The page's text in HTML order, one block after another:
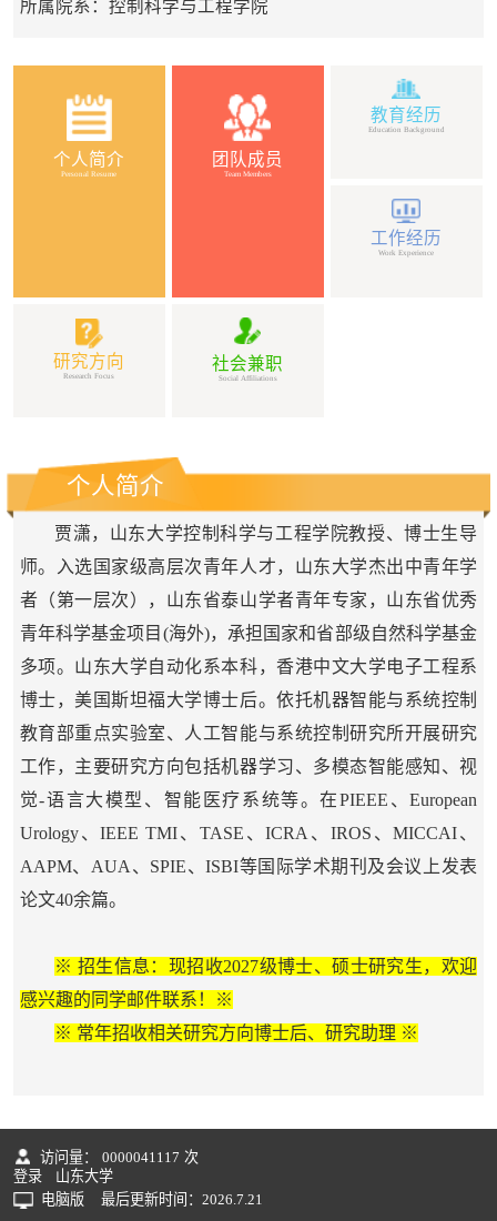
所属院系：控制科学与工程学院
个人简介
Personal Resume
团队成员
Team Members
教育经历
Education Background
工作经历
Work Experience
研究方向
Research Focus
社会兼职
Social Affiliations
个人简介
贾潇，山东大学控制科学与工程学院教授、博士生导
师。
入选国家级高层次青年人才， 山东大学杰出中青年学
者（第一层次）， 山东省泰山学者青年专家， 山东省优秀
青年科学基金项目(海外)， 承担国家和省部级自然科学基金
多项。山东大学自动化系本科， 香港中文大学电子工程系
博士，美国斯坦福大学博士后。依托机器智能与系统控制
教育部重点实验室、人工智能与系统控制研究所开展研究
工作，主要研究方向包括机器学习、多模态智能感知、视
觉-语言大模型、智能医疗系统等。在PIEEE、European
Urology、IEEE TMI、TASE、ICRA、IROS、MICCAI、
AAPM、AUA、SPIE、ISBI等国际学术期刊及会议上发表
论文40余篇。
※ 招生信息：现招收2027级博士、硕士研究生，欢迎
感兴趣的同学邮件联系！※
※ 常年招收相关研究方向博士后、研究助理 ※
访问量： 0000041117 次
登录
山东大学
电脑版
最后更新时间： 2026.7.21